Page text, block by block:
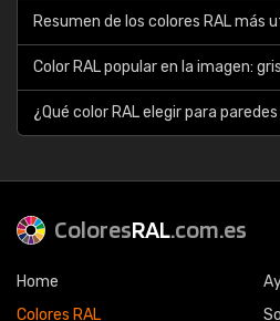
Resumen de los colores RAL más
Color RAL popular en la imagen:
¿Qué color RAL elegir para
ColoresRAL.com.es
Home
Colores RAL